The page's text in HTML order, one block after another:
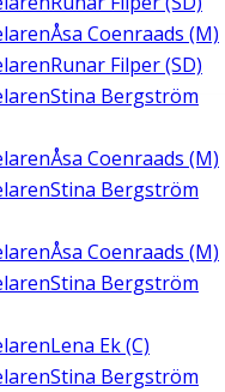
Åsa Coenraads (M)
Runar Filper (SD)
Stina Bergström
Åsa Coenraads (M)
Stina Bergström
Åsa Coenraads (M)
Stina Bergström
Lena Ek (C)
Stina Bergström